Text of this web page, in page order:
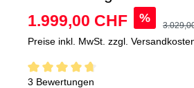
1.999,00 CHF
%
Preise inkl. MwSt. zzgl.
3 Bewertungen